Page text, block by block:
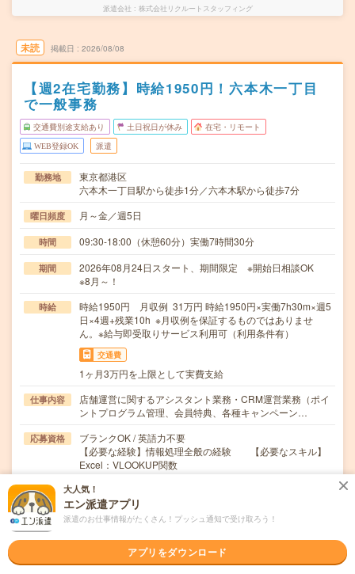
派遣会社 株式会社リクルートスタッフィング
未読 掲載日 2026/08/08
【週2在宅勤務】時給1950円！六本木一丁目
で一般事務
交通費別途支給あり 土日祝日が休み 在宅・リモート
WEB登録OK 派遣
勤務地
東京都港区
六本木一丁目駅から徒歩1分／六本木駅から徒歩7分
曜日頻度 月～金／週5日
時間 09:30-18:00（休憩60分）実働7時間30分
期間
2026年08月24日スタート、期間限定 ※開始日相談OK
※8月～！
時給
時給1950円 月収例 31万円 時給1950円×実働7h30m×週5
日×4週+残業10h ※月収例を保証するものではありませ
ん。※給与即受取りサービス利用可（利用条件有）
交通費
1ヶ月3万円を上限として実費支給
仕事内容
店舗運営に関するアシスタント業務・CRM運営業務（ポイ
ントプログラム管理、会員特典、各種キャンペーン…
応募資格
ブランクOK / 英語力不要
【必要な経験】情報処理全般の経験 【必要なスキル】
Excel：VLOOKUP関数
職場の雰囲気
職場の様子
活気がある
大人気！
エン派遣アプリ
派遣のお仕事情報がたくさん！プッシュ通知で受け取ろう！
アプリをダウンロード